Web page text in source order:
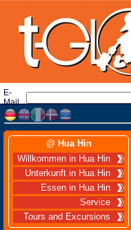
E-
Mail
@ Hua Hin
Willkommen in Hua Hin
Unterkunft in Hua Hin
Essen in Hua Hin
Service
Tours and Excursions